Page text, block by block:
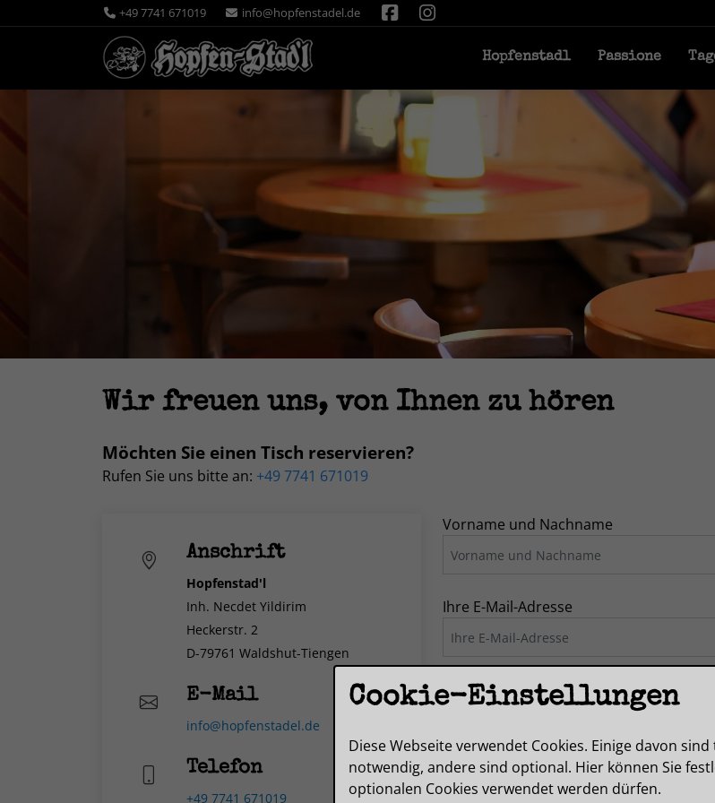
+49 7741 671019 info@hopfenstadel.de
Hopfenstadl Passione
Wir freuen uns, von Ihnen zu hören
Möchten Sie einen Tisch reservieren?
Rufen Sie uns bitte an: +49 7741 671019
Anschrift
Hopfenstad'l
Inh. Necdet Yildirim
Heckerstr. 2
D-79761 Waldshut-Tiengen
E-Mail
info@hopfenstadel.de
Telefon
+49 7741 671019
Vorname und Nachname
Ihre E-Mail-Adresse
Betreff
Nachricht
Cookie-Einstellungen
Diese Webseite verwendet Cookies. Einige davon
notwendig, andere sind optional. Hier können Sie
optionalen Cookies verwendet werden dürfen.